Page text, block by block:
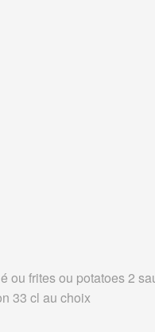
ou frites ou potatoes 2
33 cl au choix